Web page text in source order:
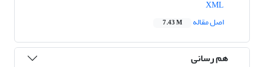
اصل مقاله
7.43 M
هم رسانی